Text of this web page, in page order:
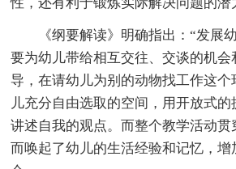
《纲要解读》明确指出：“发展
要为幼儿带给相互交往、交谈的机会
导，在请幼儿为别的动物找工作这个
儿充分自由选取的空间，用开放式
讲述自我的观点。而整个教学活动贯
而唤起了幼儿的生活经验和记忆，